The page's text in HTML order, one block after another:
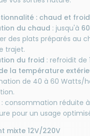
: chaud et froid
du chaud : jusqu'à
des plats préparés au
trajet.
du froid : refroidit de
la température
de 40 à 60 Watts/
: consommation réduite
pour un usage
mixte 12V/220V